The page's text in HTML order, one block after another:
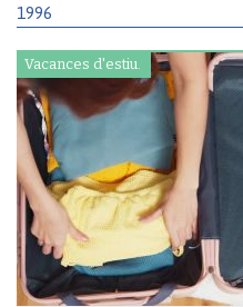
1996
Vacances d'estiu.